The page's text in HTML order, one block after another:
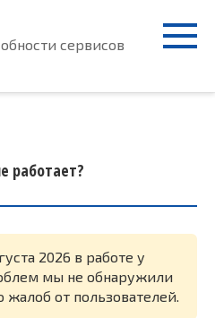
сервисов
работает?
2026 в работе у
мы не обнаружили
от пользователей.